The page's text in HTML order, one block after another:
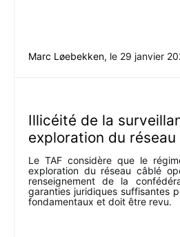
Marc Løebekken, le 29 janvier
Illicéité de la
exploration du réseau
Le TAF considère que le
exploration du réseau câblé
renseignement de la
garanties juridiques suffisantes
fondamentaux et doit être revu.